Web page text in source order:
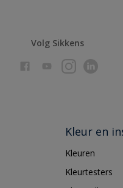
Volg Sikkens
Kleur en
Kleuren
Kleurtesters